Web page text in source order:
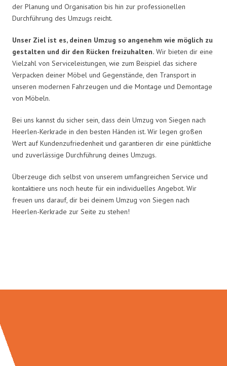
der Planung und Organisation bis hin zur professionellen
Durchführung des Umzugs reicht.
Unser Ziel ist es, deinen Umzug so angenehm wie möglich zu
gestalten und dir den Rücken freizuhalten. Wir bieten dir eine
Vielzahl von Serviceleistungen, wie zum Beispiel das sichere
Verpacken deiner Möbel und Gegenstände, den Transport in
unseren modernen Fahrzeugen und die Montage und Demontage
von Möbeln.
Bei uns kannst du sicher sein, dass dein Umzug von Siegen nach
Heerlen-Kerkrade in den besten Händen ist. Wir legen großen
Wert auf Kundenzufriedenheit und garantieren dir eine pünktliche
und zuverlässige Durchführung deines Umzugs.
Überzeuge dich selbst von unserem umfangreichen Service und
kontaktiere uns noch heute für ein individuelles Angebot. Wir
freuen uns darauf, dir bei deinem Umzug von Siegen nach
Heerlen-Kerkrade zur Seite zu stehen!